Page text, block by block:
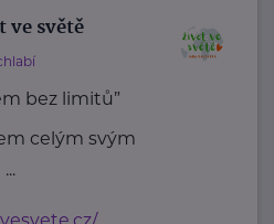
ve světě
bez limitů”
celým svým